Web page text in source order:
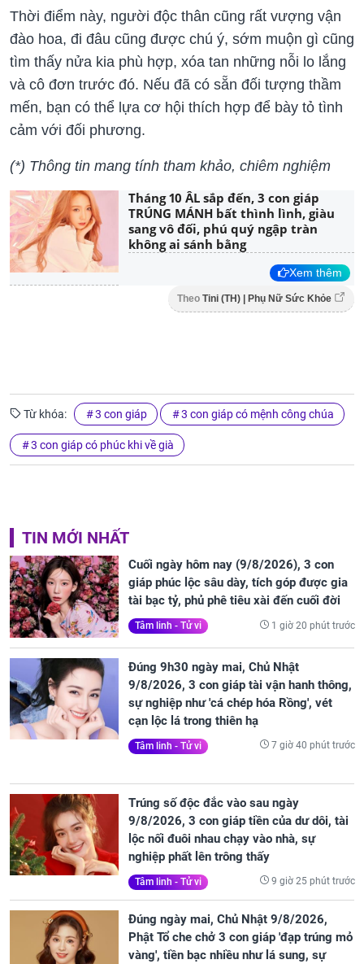
Thời điểm này, người độc thân cũng rất vượng vận
đào hoa, đi đâu cũng được chú ý, sớm muộn gì cũng
tìm thấy nửa kia phù hợp, xóa tan những nỗi lo lắng
và cô đơn trước đó. Nếu đã có sẵn đối tượng thầm
mến, bạn có thể lựa cơ hội thích hợp để bày tỏ tình
cảm với đối phương.
(*) Thông tin mang tính tham khảo, chiêm nghiệm
Tháng 10 ÂL sắp đến, 3 con giáp
TRÚNG MÁNH bất thình lình, giàu
sang vô đối, phú quý ngập tràn
không ai sánh bằng
Xem thêm
Theo Tini (TH) | Phụ Nữ Sức Khỏe
Từ khóa: 3 con giáp 3 con giáp có mệnh công chúa
3 con giáp có phúc khi về già
TIN MỚI NHẤT
Cuối ngày hôm nay (9/8/2026), 3 con
giáp phúc lộc sâu dày, tích góp được gia
tài bạc tỷ, phủ phê tiêu xài đến cuối đời
Tâm linh - Tử vi 1 giờ 20 phút trước
Đúng 9h30 ngày mai, Chủ Nhật
9/8/2026, 3 con giáp tài vận hanh thông,
sự nghiệp như 'cá chép hóa Rồng', vét
cạn lộc lá trong thiên hạ
Tâm linh - Tử vi 7 giờ 40 phút trước
Trúng số độc đắc vào sau ngày
9/8/2026, 3 con giáp tiền của dư dôi, tài
lộc nối đuôi nhau chạy vào nhà, sự
nghiệp phất lên trông thấy
Tâm linh - Tử vi 9 giờ 25 phút trước
Đúng ngày mai, Chủ Nhật 9/8/2026,
Phật Tổ che chở 3 con giáp 'đạp trúng mỏ
vàng', tiền bạc nhiều như lá sung, sự